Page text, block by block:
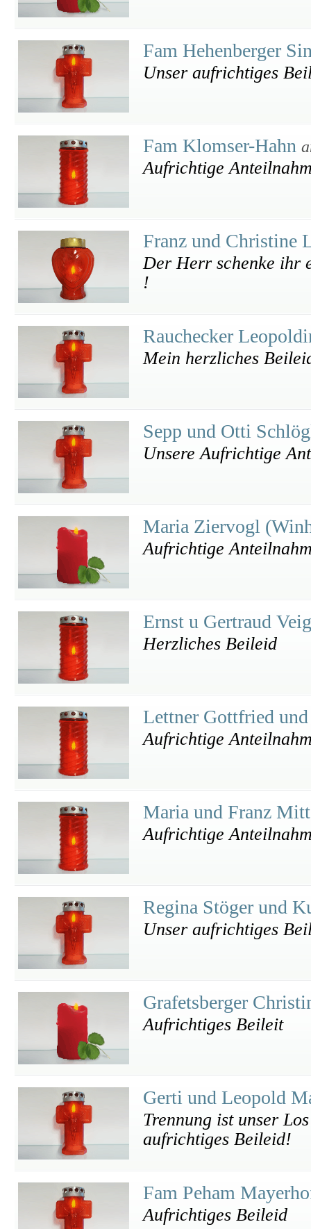
Fam Hehenberger
Unser aufrichtiges
Fam Klomser-Hahn
Aufrichtige
Franz und Christine
Der Herr schenke ihr
!
Rauchecker
Mein herzliches
Sepp und Otti
Unsere Aufrichtige
Maria Ziervogl
Aufrichtige
Ernst u Gertraud
Herzliches Beileid
Lettner Gottfried
Aufrichtige
Maria und Franz
Aufrichtige
Regina Stöger und
Unser aufrichtiges
Grafetsberger
Aufrichtiges Beileit
Gerti und Leopold
Trennung ist unser
aufrichtiges Beileid!
Fam Peham
Aufrichtiges Beileid